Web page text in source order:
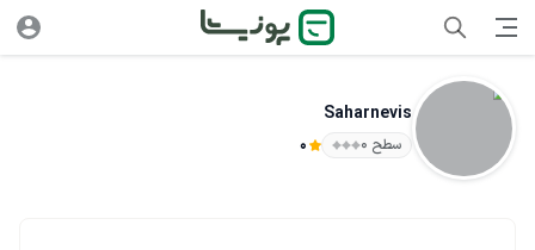
Saharnevis
سطح ۰ 0